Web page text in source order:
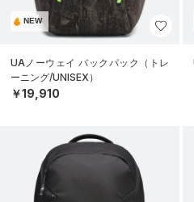
NEW
UAノーウェイ バックパック（トレ
ーニング/UNISEX）
￥19,910